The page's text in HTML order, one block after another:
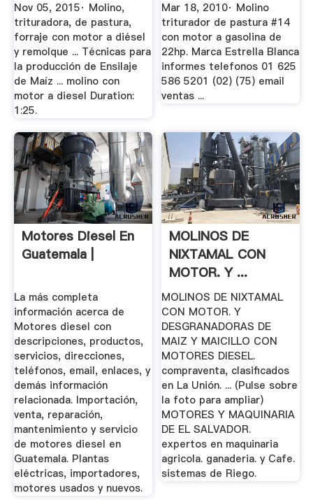
Nov 05, 2015· Molino,
trituradora, de pastura,
forraje con motor a diésel
y remolque ... Técnicas para
la producción de Ensilaje
de Maíz ... molino con
motor a diesel Duration:
1:25.
Mar 18, 2010· Molino
triturador de pastura #14
con motor a gasolina de
22hp. Marca Estrella Blanca
informes telefonos 01 625
586 5201 (02) (75) email
ventas ...
Motores Diesel En
Guatemala |
La más completa
información acerca de
Motores diesel con
descripciones, productos,
servicios, direcciones,
teléfonos, email, enlaces, y
demás información
relacionada. Importación,
venta, reparación,
mantenimiento y servicio
de motores diesel en
Guatemala. Plantas
eléctricas, importadores,
motores usados y nuevos.
MOLINOS DE
NIXTAMAL CON
MOTOR. Y ...
MOLINOS DE NIXTAMAL
CON MOTOR. Y
DESGRANADORAS DE
MAIZ Y MAICILLO CON
MOTORES DIESEL.
compraventa, clasificados
en La Unión. ... (Pulse sobre
la foto para ampliar)
MOTORES Y MAQUINARIA
DE EL SALVADOR.
expertos en maquinaria
agricola. ganaderia. y Cafe.
sistemas de Riego.